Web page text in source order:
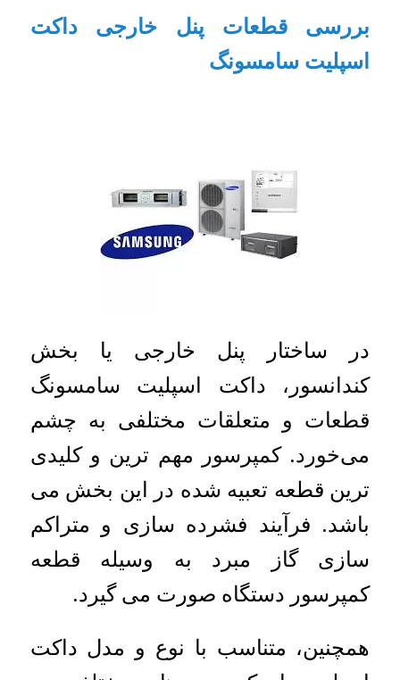
بررسی قطعات پنل خارجی داکت
اسپلیت سامسونگ
در ساختار پنل خارجی یا بخش
کندانسور، داکت اسپلیت سامسونگ
قطعات و متعلقات مختلفی به چشم
می‌خورد. کمپرسور مهم ترین و کلیدی
ترین قطعه تعبیه شده در این بخش می
باشد. فرآیند فشرده سازی و متراکم
سازی گاز مبرد به وسیله قطعه
کمپرسور دستگاه صورت می گیرد.
همچنین، متناسب با نوع و مدل داکت